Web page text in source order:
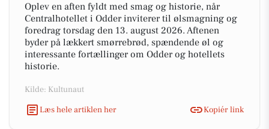
Oplev en aften fyldt med smag og historie, når
Centralhotellet i Odder inviterer til ølsmagning og
foredrag torsdag den 13. august 2026. Aftenen
byder på lækkert smørrebrød, spændende øl og
interessante fortællinger om Odder og hotellets
historie.
Kilde: Kultunaut
Læs hele artiklen her
Kopiér link